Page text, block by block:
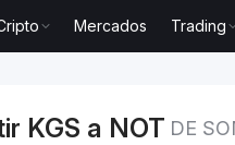
Mercados Trading
KGS a NOT DE